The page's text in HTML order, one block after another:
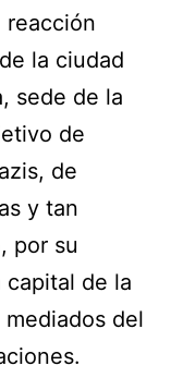
reacción
la ciudad
sede de la
de
de
y tan
por su
capital de la
del